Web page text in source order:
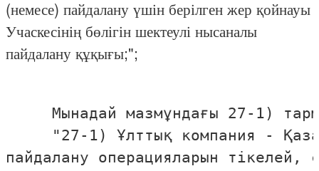
(немесе) пайдалану үшін берілген жер қойнауы
Учаскесінің бөлігін шектеулі нысаналы
пайдалану құқығы;";
Мынадай мазмұндағы 27-1)
"27-1) Ұлттық компания -
пайдалану операцияларын